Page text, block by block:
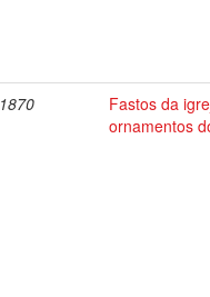
1870
Fastos da
ornamentos